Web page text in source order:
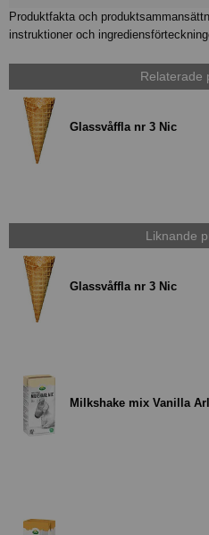
Produktfakta och
instruktioner och
Relaterade
Glassvåffla nr 3 Nic
Liknande
Glassvåffla nr 3 Nic
Milkshake mix Vanilla